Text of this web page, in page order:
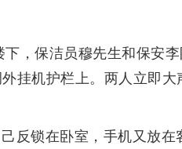
，保洁员穆先生和保安
挂机护栏上。两人立即大
反锁在卧室，手机又放在